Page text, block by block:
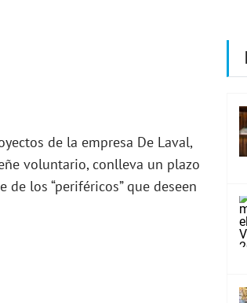
de la empresa De Laval,
voluntario, conlleva un plazo
los “periféricos” que deseen